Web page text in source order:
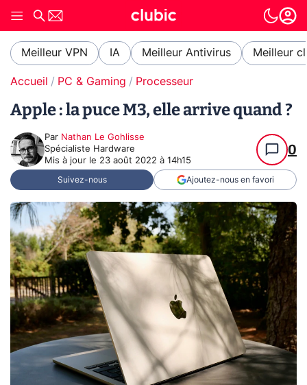
Meilleur VPN IA Meilleur Antivirus Meilleur
Accueil PC & Gaming Processeur
Apple : la puce M3, elle arrive quand ?
Par Nathan Le Gohlisse
Spécialiste Hardware
Mis à jour le 23 août 2022 à 14h15
0
Suivez-nous Ajoutez-nous en favori